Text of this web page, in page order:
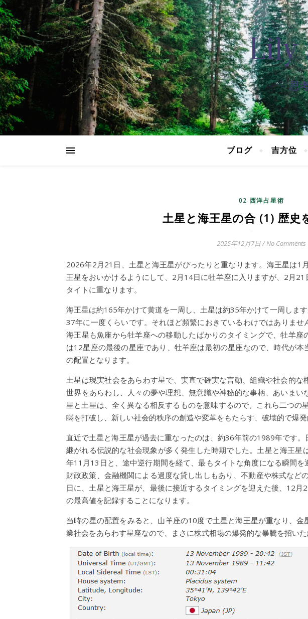
Lily
思
ブログ 吉方位
02 西洋占星術
土星と海王星の合 (1) 歴史
2025年12月7日/No Comments
2026年2月21日、土星と海王星がぴったりと重なります。海王星は1
王星をおいかけるようにして、2月14日に牡羊座に入りますが、2月
タイトに重なります。
海王星は約165年かけて黄道を一周し、土星は約35年かけて一周しま
37年に一度くらいです。それほど頻繁におきているわけではありま
海王星も魚座から牡羊座への移動したばかりのタイミングで、牡羊
は12星座の最後の星座であり、牡羊座は最初の星座なので、時代が
の配置となります。
土星は現実社会をあらわす星で、実直で確実な言動、組織や社会的
世界をあらわし、人々の夢や理想、無意識や神秘的な事柄、あいま
星と土星は、全く異なる相反するものを意味するので、これら二つの
瞞を打破し、新しい社会的秩序の創造や変革をもたらす、破壊的で爆発
直近で土星と海王星が過去に重なったのは、約36年前の1989年です
継がれる伝説的な社会現象が多く発生した時期でした。土星と海王
年11月13日と、途中逆行期間を経て、最もタイトな角度になる瞬間
財政政策、金融機関による過度な貸し出しもあり、不動産や株式など
日に、土星と海王星が、最後に接近するタイミングを迎えた後、12
の最高値を記録することになります。
当時の星の配置をみると、山羊座の10度で土星と海王星が重なり、
業社会をあらわす星座なので、まさに株式相場の爆発的な暴騰を招いた